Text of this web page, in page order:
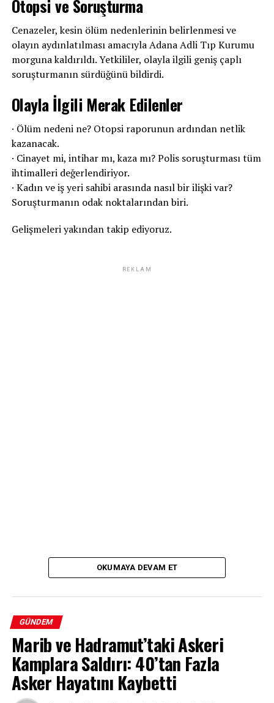
Otopsi ve Soruşturma
Cenazeler, kesin ölüm nedenlerinin belirlenmesi ve
olayın aydınlatılması amacıyla Adana Adli Tıp Kurumu
morguna kaldırıldı. Yetkililer, olayla ilgili geniş çaplı
soruşturmanın sürdüğünü bildirdi.
Olayla İlgili Merak Edilenler
· Ölüm nedeni ne? Otopsi raporunun ardından netlik
kazanacak.
· Cinayet mi, intihar mı, kaza mı? Polis soruşturması tüm
ihtimalleri değerlendiriyor.
· Kadın ve iş yeri sahibi arasında nasıl bir ilişki var?
Soruşturmanın odak noktalarından biri.
Gelişmeleri yakından takip ediyoruz.
REKLAM
OKUMAYA DEVAM ET
GÜNDEM
Marib ve Hadramut’taki Askeri
Kamplara Saldırı: 40’tan Fazla
Asker Hayatını Kaybetti